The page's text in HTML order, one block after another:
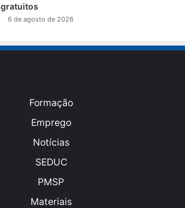
gratuitos
6 de agosto de 2026
Formação
Emprego
Notícias
SEDUC
PMSP
Materiais